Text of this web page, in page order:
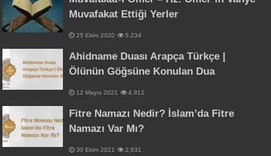
Muvafakat Ettiği Yerler
25 Ekim 2020 5,234
Ahidname Duası Arapça Türkçe |
Ölünün Göğsüne Konulan Dua
12 Mayıs 2021 4,912
Fitre Namazı Nedir? İslam’da Fitre
Namazı Var Mı?
30 Ekim 2021 2,631